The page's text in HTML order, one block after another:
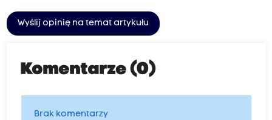
Wyślij opinię na temat artykułu
Komentarze (0)
Brak komentarzy